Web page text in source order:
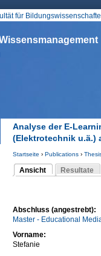
für
Analyse der E-
(Elektrotechnik u.ä.)
Sie sind hier
Startseite › Publications›
Ansicht
(aktiver Reiter)
Resultate
Abschluss (angestrebt):
Master - Educational
Vorname:
Stefanie